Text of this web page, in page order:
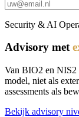
Security & AI
Advisory met
Van BIO2 en
model, niet als
assessments als
Bekijk advisory